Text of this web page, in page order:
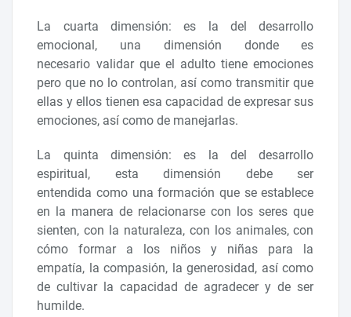
La cuarta dimensión: es la del desarrollo
emocional, una dimensión donde es
necesario validar que el adulto tiene emociones
pero que no lo controlan, así como transmitir que
ellas y ellos tienen esa capacidad de expresar sus
emociones, así como de manejarlas.
La quinta dimensión: es la del desarrollo
espiritual, esta dimensión debe ser
entendida como una formación que se establece
en la manera de relacionarse con los seres que
sienten, con la naturaleza, con los animales, con
cómo formar a los niños y niñas para la
empatía, la compasión, la generosidad, así como
de cultivar la capacidad de agradecer y de ser
humilde.